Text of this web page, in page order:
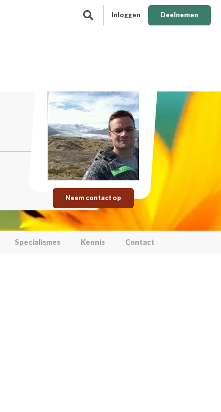
Inloggen Deelnemen
Neem contact op
Specialismes Kennis Contact